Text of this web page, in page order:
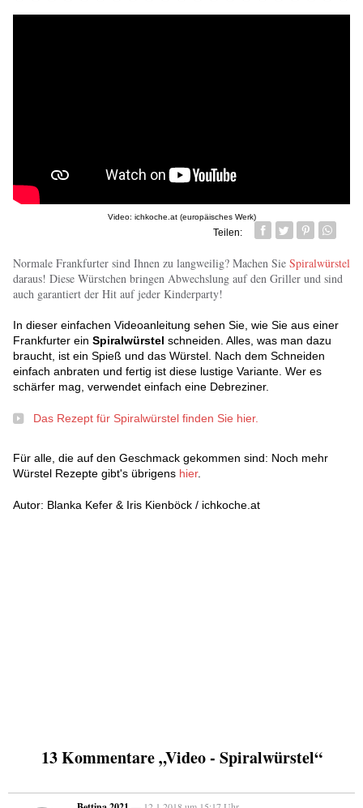
Video: ichkoche.at (europäisches Werk)
Teilen:
Facebook
TwitterPin it
Normale Frankfurter sind Ihnen zu langweilig? Machen Sie Spiralwürstel
daraus! Diese Würstchen bringen Abwechslung auf den Griller und sind
auch garantiert der Hit auf jeder Kinderparty!
In dieser einfachen Videoanleitung sehen Sie, wie Sie aus einer
Frankfurter ein Spiralwürstel schneiden. Alles, was man dazu
braucht, ist ein Spieß und das Würstel. Nach dem Schneiden
einfach anbraten und fertig ist diese lustige Variante. Wer es
schärfer mag, verwendet einfach eine Debreziner.
Das Rezept für Spiralwürstel finden Sie hier.
Für alle, die auf den Geschmack gekommen sind: Noch mehr
Würstel Rezepte gibt's übrigens hier.
Autor: Blanka Kefer & Iris Kienböck / ichkoche.at
13 Kommentare „Video - Spiralwürstel“